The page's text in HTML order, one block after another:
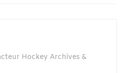
Hockey Archives &